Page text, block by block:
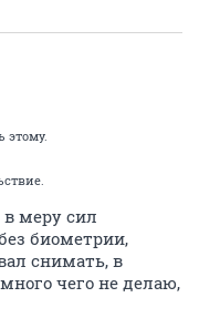
этому.
в меру сил
биометрии,
снимать, в
чего не делаю,